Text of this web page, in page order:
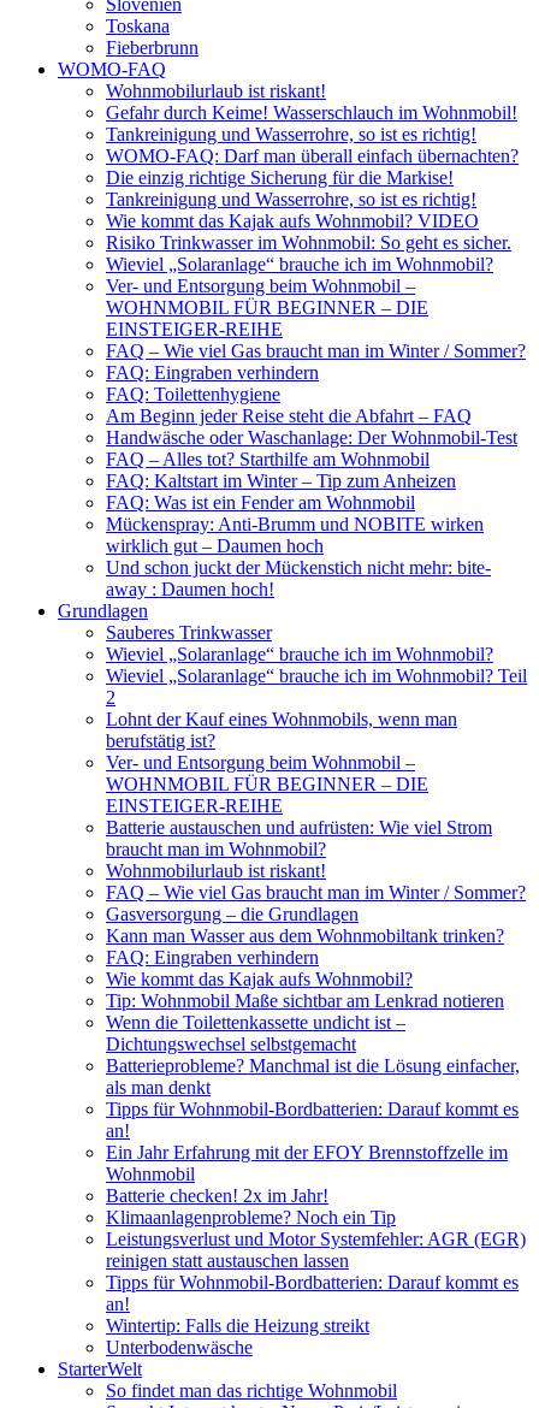
Toskana
Fieberbrunn
WOMO-FAQ
Wohnmobilurlaub ist riskant!
Gefahr durch Keime! Wasserschlauch im Wohnmobil!
Tankreinigung und Wasserrohre, so ist es richtig!
WOMO-FAQ: Darf man überall einfach übernachten?
Die einzig richtige Sicherung für die Markise!
Tankreinigung und Wasserrohre, so ist es richtig!
Wie kommt das Kajak aufs Wohnmobil? VIDEO
Risiko Trinkwasser im Wohnmobil: So geht es sicher.
Wieviel „Solaranlage“ brauche ich im Wohnmobil?
Ver- und Entsorgung beim Wohnmobil –
WOHNMOBIL FÜR BEGINNER – DIE
EINSTEIGER-REIHE
FAQ – Wie viel Gas braucht man im Winter / Sommer?
FAQ: Eingraben verhindern
FAQ: Toilettenhygiene
Am Beginn jeder Reise steht die Abfahrt – FAQ
Handwäsche oder Waschanlage: Der Wohnmobil-Test
FAQ – Alles tot? Starthilfe am Wohnmobil
FAQ: Kaltstart im Winter – Tip zum Anheizen
FAQ: Was ist ein Fender am Wohnmobil
Mückenspray: Anti-Brumm und NOBITE wirken
wirklich gut – Daumen hoch
Und schon juckt der Mückenstich nicht mehr: bite-
away : Daumen hoch!
Grundlagen
Sauberes Trinkwasser
Wieviel „Solaranlage“ brauche ich im Wohnmobil?
Wieviel „Solaranlage“ brauche ich im Wohnmobil? Teil
2
Lohnt der Kauf eines Wohnmobils, wenn man
berufstätig ist?
Ver- und Entsorgung beim Wohnmobil –
WOHNMOBIL FÜR BEGINNER – DIE
EINSTEIGER-REIHE
Batterie austauschen und aufrüsten: Wie viel Strom
braucht man im Wohnmobil?
Wohnmobilurlaub ist riskant!
FAQ – Wie viel Gas braucht man im Winter / Sommer?
Gasversorgung – die Grundlagen
Kann man Wasser aus dem Wohnmobiltank trinken?
FAQ: Eingraben verhindern
Wie kommt das Kajak aufs Wohnmobil?
Tip: Wohnmobil Maße sichtbar am Lenkrad notieren
Wenn die Toilettenkassette undicht ist –
Dichtungswechsel selbstgemacht
Batterieprobleme? Manchmal ist die Lösung einfacher,
als man denkt
Tipps für Wohnmobil-Bordbatterien: Darauf kommt es
an!
Ein Jahr Erfahrung mit der EFOY Brennstoffzelle im
Wohnmobil
Batterie checken! 2x im Jahr!
Klimaanlagenprobleme? Noch ein Tip
Leistungsverlust und Motor Systemfehler: AGR (EGR)
reinigen statt austauschen lassen
Tipps für Wohnmobil-Bordbatterien: Darauf kommt es
an!
Wintertip: Falls die Heizung streikt
Unterbodenwäsche
StarterWelt
So findet man das richtige Wohnmobil